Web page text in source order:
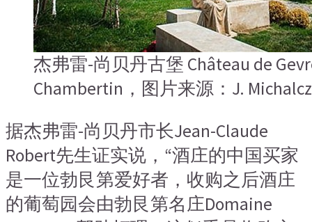
杰弗雷-尚贝丹古堡 Château de
Chambertin，图片来源：J.
据杰弗雷-尚贝丹市长Jean-Claude
Robert先生证实说，“酒庄的中国买家
是一位勃艮第爱好者，收购之后酒庄
的葡萄园会由勃艮第名庄Domaine